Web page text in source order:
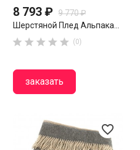
8 793 ₽ 9 770 ₽
Шерстяной Плед Альпака...
     (0)
заказать
favorite_border